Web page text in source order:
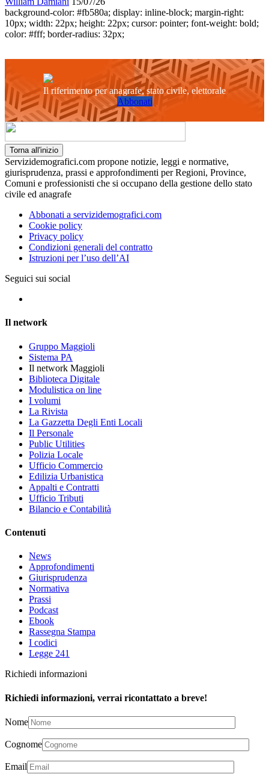
background-color: #fb580a; display: inline-block; margin-right:
10px; width: 22px; height: 22px; cursor: pointer; font-weight: bold;
color: #fff; border-radius: 32px;
Il riferimento per anagrafe, stato civile, elettorale
Abbonati
Torna all'inizio
Servizidemografici.com propone notizie, leggi e normative,
giurisprudenza, prassi e approfondimenti per Regioni, Province,
Comuni e professionisti che si occupano della gestione dello stato
civile ed anagrafe
Abbonati a servizidemografici.com
Cookie policy
Privacy policy
Condizioni generali del contratto
Istruzioni per l’uso dell’AI
Seguici sui social
Il network
Gruppo Maggioli
Sistema PA
Il network Maggioli
Biblioteca Digitale
Modulistica on line
I volumi
La Rivista
La Gazzetta Degli Enti Locali
Il Personale
Public Utilities
Polizia Locale
Ufficio Commercio
Edilizia Urbanistica
Appalti e Contratti
Ufficio Tributi
Bilancio e Contabilità
Contenuti
News
Approfondimenti
Giurisprudenza
Normativa
Prassi
Podcast
Ebook
Rassegna Stampa
I codici
Legge 241
Richiedi informazioni
Richiedi informazioni, verrai ricontattato a breve!
Nome
Cognome
Email